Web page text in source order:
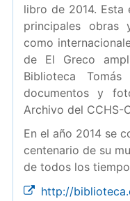
libro de 2014.
principales obras
como
de El Greco
Biblioteca
documentos y
Archivo del CCHS-
En el año 2014 se
centenario de su
de todos los
http://